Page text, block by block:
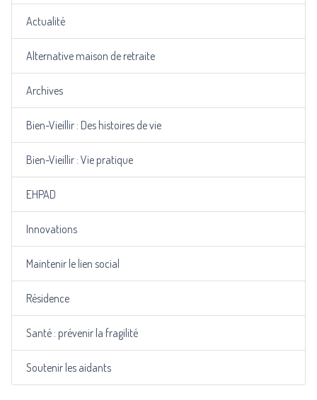
Actualité
Alternative maison de retraite
Archives
Bien-Vieillir : Des histoires de vie
Bien-Vieillir : Vie pratique
EHPAD
Innovations
Maintenir le lien social
Résidence
Santé : prévenir la fragilité
Soutenir les aidants